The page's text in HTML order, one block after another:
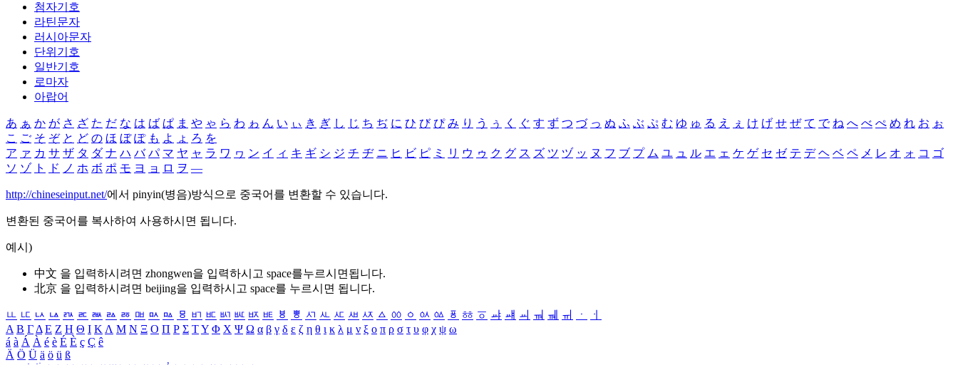
첨자기호
라틴문자
러시아문자
단위기호
일반기호
로마자
아랍어
あ ぁ か が さ ざ た だ な は ば ぱ ま や ゃ ら わ ゎ ん い ぃ き ぎ し じ ち ぢ に ひ び ぴ み り う ぅ く ぐ す ず つ づ っ ぬ ふ ぶ ぷ む ゆ ゅ る え ぇ け げ せ ぜ て で ね へ べ ぺ め れ お ぉ
こ ご そ ぞ と ど の ほ ぼ ぽ も よ ょ ろ を
ア ァ カ サ ザ タ ダ ナ ハ バ パ マ ヤ ャ ラ ワ ヮ ン イ ィ キ ギ シ ジ チ ヂ ニ ヒ ビ ピ ミ リ ウ ゥ ク グ ス ズ ツ ヅ ッ ヌ フ ブ プ ム ユ ュ ル エ ェ ケ ゲ セ ゼ テ デ ヘ ベ ペ メ レ オ ォ コ ゴ
ソ ゾ ト ド ノ ホ ボ ポ モ ヨ ョ ロ ヲ ―
http://chineseinput.net/에서 pinyin(병음)방식으로 중국어를 변환할 수 있습니다.
변환된 중국어를 복사하여 사용하시면 됩니다.
예시)
中文 을 입력하시려면 zhongwen을 입력하시고 space를누르시면됩니다.
北京 을 입력하시려면 beijing을 입력하시고 space를 누르시면 됩니다.
ㅥ ㅦ ㅧ ㅨ ㅩ ㅪ ㅫ ㅬ ㅭ ㅮ ㅯ ㅰ ㅱ ㅲ ㅳ ㅴ ㅵ ㅶ ㅷ ㅸ ㅹ ㅺ ㅻ ㅼ ㅽ ㅾ ㅿ ㆀ ㆁ ㆂ ㆃ ㆄ ㆅ ㆆ ㆇ ㆈ ㆉ ㆊ ㆋ ㆌ ㆍ
ㆎ
Α Β ΓΔ Ε Ζ Η Θ Ι ΚΛ Μ Ν Ξ Ο Π Ρ Σ ΤΥ Φ Χ Ψ Ω α β γ δ ε ζ η θ ι κ λ μ ν ξ ο π ρ σ τ υ φ χ ψ ω
á à Á À é è É È ç Ç ê
Ä Ö Ü ä ö ü ß